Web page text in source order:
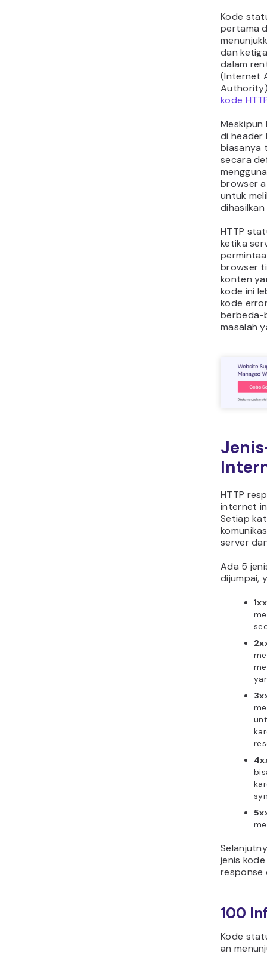
Kode
pertama
dan
dalam
(Internet
kode
Meskipun
di header
biasanya
secara
browser
untuk
HTTP
ketika
browser
konten
kode ini
kode
berbeda-
masalah
HTTP
internet
Setiap
server
Ada 5
dijumpai,
jenis
response
100
Kode
an